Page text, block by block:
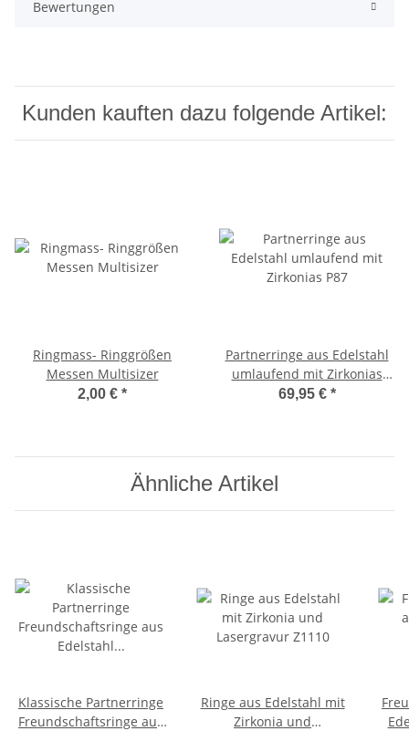
Bewertungen
Kunden kauften dazu folgende Artikel:
Ringmass- Ringgrößen
Messen Multisizer
2,00 € *
Partnerringe aus Edelstahl
umlaufend mit Zirkonias
P87
69,95 € *
Ähnliche Artikel
Klassische Partnerringe
Freundschaftsringe aus
Ringe aus Edelstahl mit
Zirkonia und